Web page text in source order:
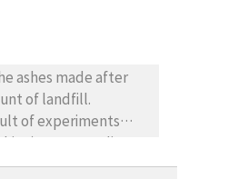
험하고, 세정+ CO2주입
ashes made after
of landfill.
of experiments
pretreatments, three